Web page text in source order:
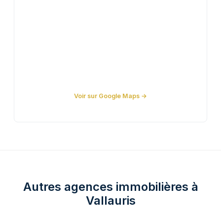
Voir sur Google Maps →
Autres agences immobilières à
Vallauris